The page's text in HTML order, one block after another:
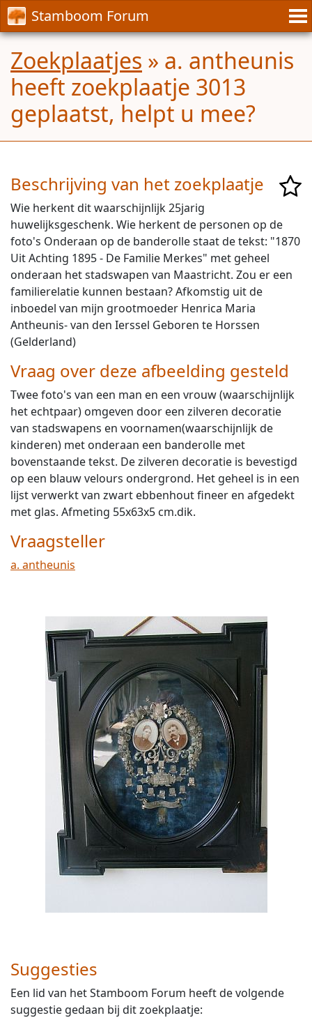
Stamboom Forum
Zoekplaatjes » a. antheunis
heeft zoekplaatje 3013
geplaatst, helpt u mee?
Beschrijving van het zoekplaatje
Wie herkent dit waarschijnlijk 25jarig
huwelijksgeschenk. Wie herkent de personen op de
foto's Onderaan op de banderolle staat de tekst: "1870
Uit Achting 1895 - De Familie Merkes" met geheel
onderaan het stadswapen van Maastricht. Zou er een
familierelatie kunnen bestaan? Afkomstig uit de
inboedel van mijn grootmoeder Henrica Maria
Antheunis- van den Ierssel Geboren te Horssen
(Gelderland)
Vraag over deze afbeelding gesteld
Twee foto's van een man en een vrouw (waarschijnlijk
het echtpaar) omgeven door een zilveren decoratie
van stadswapens en voornamen(waarschijnlijk de
kinderen) met onderaan een banderolle met
bovenstaande tekst. De zilveren decoratie is bevestigd
op een blauw velours ondergrond. Het geheel is in een
lijst verwerkt van zwart ebbenhout fineer en afgedekt
met glas. Afmeting 55x63x5 cm.dik.
Vraagsteller
a. antheunis
Suggesties
Een lid van het Stamboom Forum heeft de volgende
suggestie gedaan bij dit zoekplaatje: